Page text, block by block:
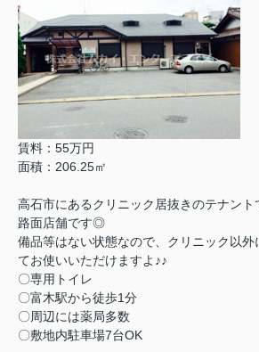
賃料：55万円
面積：206.25㎡
高石市にあるクリニック居抜きのテナン
路面店舗です◎
備品等はない状態なので、クリニック以外
てお使いいただけますよ♪♪
〇専用トイレ
〇富木駅から徒歩1分
〇周辺には薬局多数
〇敷地内駐車場7台OK